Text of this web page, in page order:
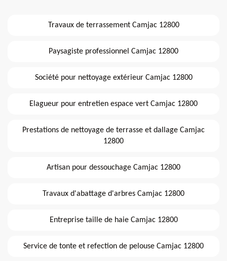
Travaux de terrassement Camjac 12800
Paysagiste professionnel Camjac 12800
Société pour nettoyage extérieur Camjac 12800
Elagueur pour entretien espace vert Camjac 12800
Prestations de nettoyage de terrasse et dallage Camjac
12800
Artisan pour dessouchage Camjac 12800
Travaux d'abattage d'arbres Camjac 12800
Entreprise taille de haie Camjac 12800
Service de tonte et refection de pelouse Camjac 12800